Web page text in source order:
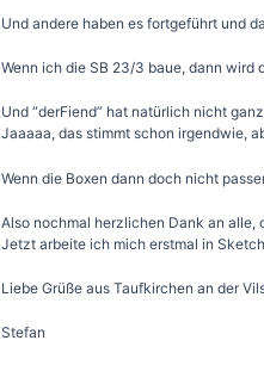
Und andere haben es fortgeführt und
Wenn ich die SB 23/3 baue, dann wird
Und “derFiend” hat natürlich nicht
Jaaaaa, das stimmt schon irgendwie,
Wenn die Boxen dann doch nicht
Also nochmal herzlichen Dank an alle,
Jetzt arbeite ich mich erstmal in
Liebe Grüße aus Taufkirchen an der
Stefan